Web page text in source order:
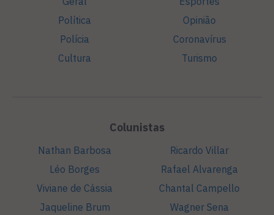
Política
Polícia
Cultura
Opinião
Coronavírus
Turismo
Colunistas
Nathan Barbosa
Léo Borges
Viviane de Cássia
Jaqueline Brum
Ricardo Villar
Rafael Alvarenga
Chantal Campello
Wagner Sena